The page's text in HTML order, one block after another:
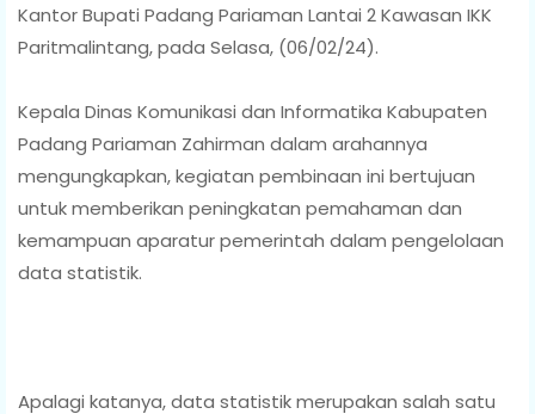
Kantor Bupati Padang Pariaman Lantai 2 Kawasan IKK
Paritmalintang, pada Selasa, (06/02/24).
Kepala Dinas Komunikasi dan Informatika Kabupaten
Padang Pariaman Zahirman dalam arahannya
mengungkapkan, kegiatan pembinaan ini bertujuan
untuk memberikan peningkatan pemahaman dan
kemampuan aparatur pemerintah dalam pengelolaan
data statistik.
Apalagi katanya, data statistik merupakan salah satu